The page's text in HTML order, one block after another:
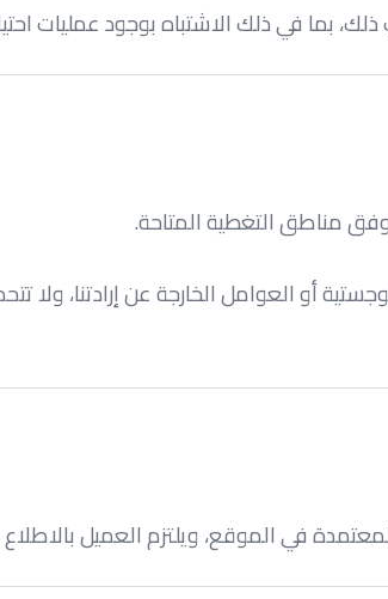
بما في ذلك الاشتباه بوجود عمليات
مناطق التغطية المتاحة.
أو العوامل الخارجة عن إرادتنا، ولا
في الموقع، ويلتزم العميل